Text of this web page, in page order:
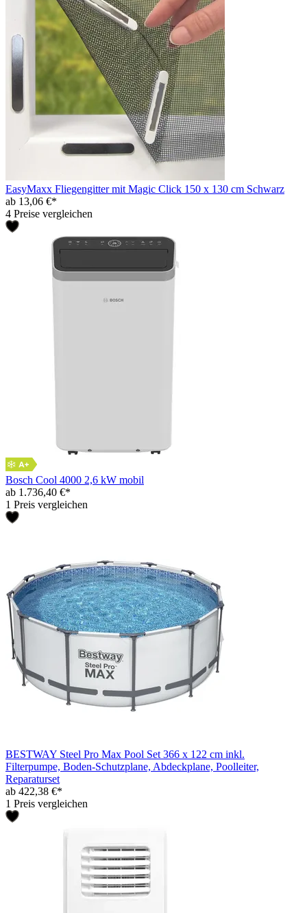
EasyMaxx Fliegengitter mit Magic Click 150 x 130 cm Schwarz
ab 13,06 €*
4 Preise vergleichen
Bosch Cool 4000 2,6 kW mobil
ab 1.736,40 €*
1 Preis vergleichen
BESTWAY Steel Pro Max Pool Set 366 x 122 cm inkl.
Filterpumpe, Boden-Schutzplane, Abdeckplane, Poolleiter,
Reparaturset
ab 422,38 €*
1 Preis vergleichen